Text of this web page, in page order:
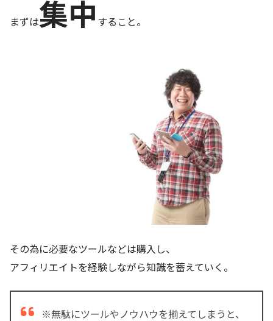
まずは集中 すること。
その為に必要なツールなどは購入し、
アフィリエイトを経験しながら知識を蓄えていく。
※無駄にツールやノウハウを揃えてしまうと、